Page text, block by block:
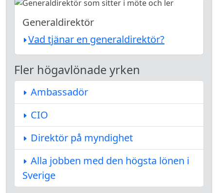
Generaldirektör
Vad tjänar en generaldirektör?
Fler högavlönade yrken
Ambassadör
CIO
Direktör på myndighet
Alla jobben med den högsta lönen i
Sverige